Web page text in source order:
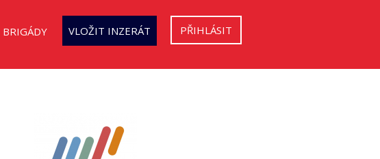
BRIGÁDY VLOŽIT INZERÁT PŘIHLÁSIT